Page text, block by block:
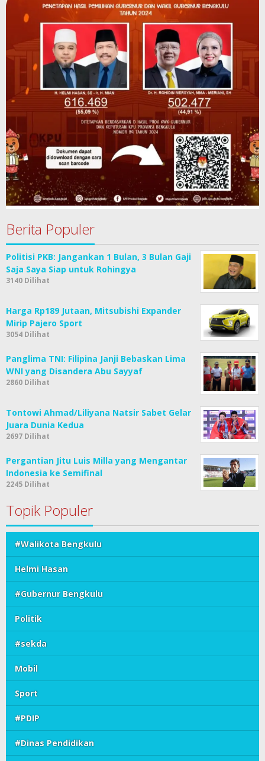
Berita Populer
Politisi PKB: Jangankan 1 Bulan, 3 Bulan Gaji
Saja Saya Siap untuk Rohingya
3140 Dilihat
Harga Rp189 Jutaan, Mitsubishi Expander
Mirip Pajero Sport
3054 Dilihat
Panglima TNI: Filipina Janji Bebaskan Lima
WNI yang Disandera Abu Sayyaf
2860 Dilihat
Tontowi Ahmad/Liliyana Natsir Sabet Gelar
Juara Dunia Kedua
2697 Dilihat
Pergantian Jitu Luis Milla yang Mengantar
Indonesia ke Semifinal
2245 Dilihat
Topik Populer
#Walikota Bengkulu
Helmi Hasan
#Gubernur Bengkulu
Politik
#sekda
Mobil
Sport
#PDIP
#Dinas Pendidikan